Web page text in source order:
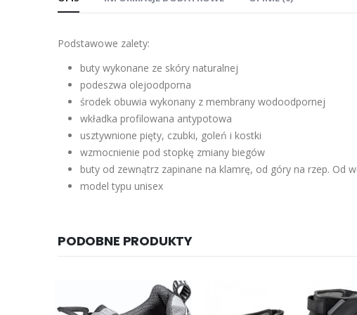
Podstawowe zalety:
buty wykonane ze skóry naturalnej
podeszwa olejoodporna
środek obuwia wykonany z membrany wodoodpornej
wkładka profilowana antypotowa
usztywnione pięty, czubki, goleń i kostki
wzmocnienie pod stopkę zmiany biegów
buty od zewnątrz zapinane na klamrę, od góry na rzep. Od
model typu unisex
PODOBNE PRODUKTY